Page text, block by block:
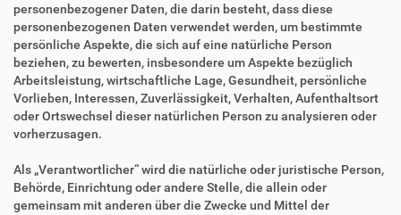
personenbezogener Daten, die darin besteht, dass diese
personenbezogenen Daten verwendet werden, um bestimmte
persönliche Aspekte, die sich auf eine natürliche Person
beziehen, zu bewerten, insbesondere um Aspekte bezüglich
Arbeitsleistung, wirtschaftliche Lage, Gesundheit, persönliche
Vorlieben, Interessen, Zuverlässigkeit, Verhalten, Aufenthaltsort
oder Ortswechsel dieser natürlichen Person zu analysieren oder
vorherzusagen.
Als „Verantwortlicher“ wird die natürliche oder juristische Person,
Behörde, Einrichtung oder andere Stelle, die allein oder
gemeinsam mit anderen über die Zwecke und Mittel der